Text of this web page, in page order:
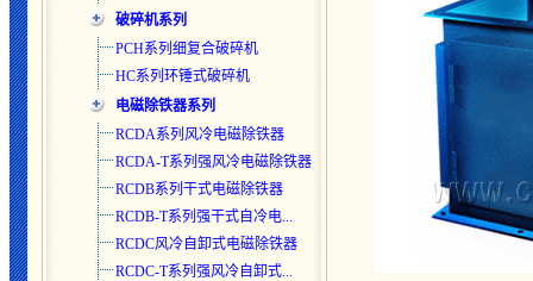
破碎机系列
PCH系列细复合破碎机
HC系列环锤式破碎机
电磁除铁器系列
RCDA系列风冷电磁除铁器
RCDA-T系列强风冷电磁除铁器
RCDB系列干式电磁除铁器
RCDB-T系列强干式自冷电...
RCDC风冷自卸式电磁除铁器
RCDC-T系列强风冷自卸式...